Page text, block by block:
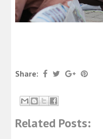
Share:
Related Posts: